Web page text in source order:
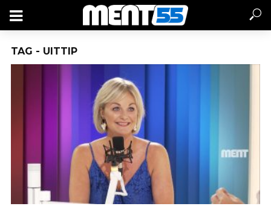
TAG - UITTIP